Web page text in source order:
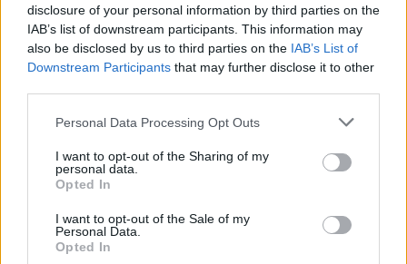
disclosure of your personal information by third parties on the
IAB’s list of downstream participants. This information may
also be disclosed by us to third parties on the IAB’s List of
Downstream Participants that may further disclose it to other
Personal Data Processing Opt Outs
I want to opt-out of the Sharing of my
personal data.
Opted In
I want to opt-out of the Sale of my
Personal Data.
Opted In
Αστυνομικοί του Τμήματος Ασφάλειας
Ήλιδας ερευνούν την υπόθεση και
προς το παρόν εξετάζονται όλα τα
ενδεχόμενα, με πιθανότερο αυτό του
δυστυχήματος.
Φαίνεται πως ο 50χρονος